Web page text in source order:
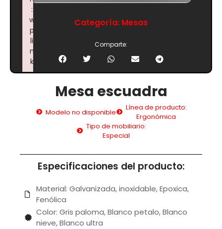
Categoría: Mesas
Comparte:
Mesa escuadra
Modelo no disponible
Línea de producto:
Ergonómica
Tipo de mobiliario:
Especial
Especificaciones del producto:
Material: Galvanizada, inoxidable, Epoxica,
Fenólica
Color: Gris paloma, Blanco petalo, Blanco
nieve, Blanco ultra
:
w
p
li
n
k
Failed to initialize plugin: wplink